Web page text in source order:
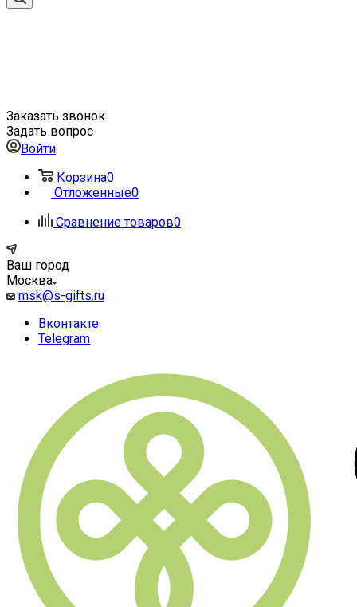
Заказать звонок
Задать вопрос
Войти
Корзина0
Отложенные0
Сравнение товаров0
Ваш город
Москва
msk@s-gifts.ru
Вконтакте
Telegram